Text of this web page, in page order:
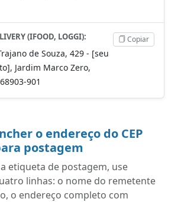
(IFOOD, LOGGI):
de Souza, 429 - [seu
Jardim Marco Zero,
901
Copiar
o endereço do CEP
postagem
etiqueta de postagem, use
linhas: o nome do remetente
o endereço completo com